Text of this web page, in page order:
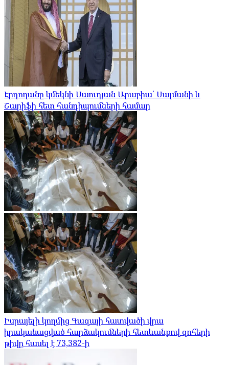
Էրդողանը կմեկնի Սաուդյան Արաբիա՝ Սալմանի և
Շարիֆի հետ հանդիպումների համար
Իսրայելի կողմից Գազայի հատվածի վրա
իրականացված հարձակումների հետևանքով զոհերի
թիվը հասել է 73,382-ի